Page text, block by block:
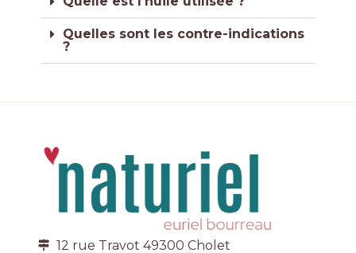
Quelles sont les contre-indications
?
12 rue Travot 49300 Cholet